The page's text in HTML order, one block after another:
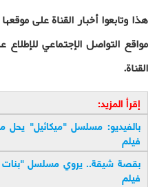
هذا وتابعوا أخبار القناة على
مواقع التواصل الإجتماعي
القناة.
إقرأ المزيد:
بالفيديو: مسلسل "ميكائيل"
فيلم
بقصة شيقة.. يروي مسلسل
فيلم